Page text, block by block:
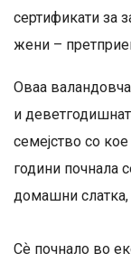
сертификати за
жени –
Оваа
и
семејство со
години почнала
домашни
Сѐ почнало во